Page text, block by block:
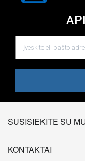
SUSISIEKITE SU
KONTAKTAI